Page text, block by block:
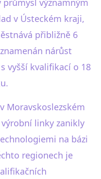
významným
v Ústeckém kraji,
přibližně 6
nárůst
vyšší kvalifikací o 18
Moravskoslezském
linky zanikly
na bázi
regionech je